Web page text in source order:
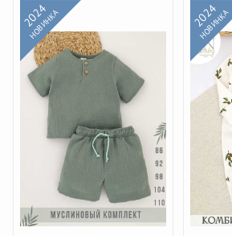
2024
НОВИНКА 2024
НОВИНКА